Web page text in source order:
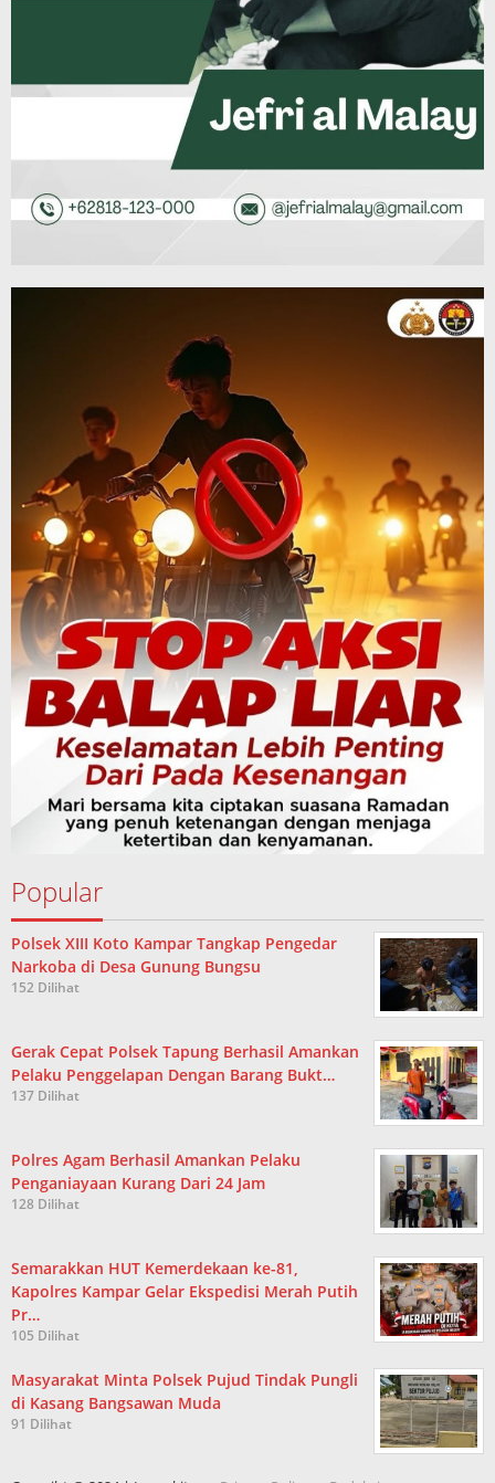
Popular
Polsek XIII Koto Kampar Tangkap Pengedar
Narkoba di Desa Gunung Bungsu
152 Dilihat
Gerak Cepat Polsek Tapung Berhasil Amankan
Pelaku Penggelapan Dengan Barang Bukt…
137 Dilihat
Polres Agam Berhasil Amankan Pelaku
Penganiayaan Kurang Dari 24 Jam
128 Dilihat
Semarakkan HUT Kemerdekaan ke-81,
Kapolres Kampar Gelar Ekspedisi Merah Putih
Pr…
105 Dilihat
Masyarakat Minta Polsek Pujud Tindak Pungli
di Kasang Bangsawan Muda
91 Dilihat